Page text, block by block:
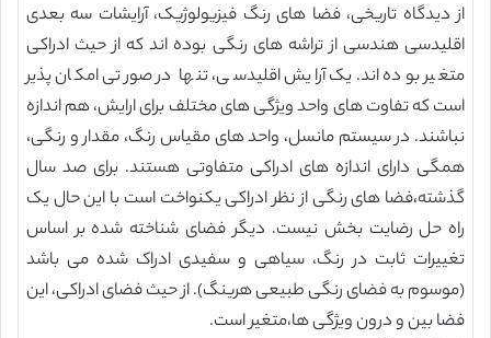
از دیدگاه تاریخی، فضا های رنگ فیزیولوژیک، آرایشات سه بعدی
اقلیدسی هندسی از تراشه های رنگی بوده اند که از حیث ادراکی
متغیر بوده اند.یک آرایش اقلیدسی، تنها در صورتی امکان پذیر
است که تفاوت های واحد ویژگی های مختلف برای ارایش، هم اندازه
نباشند. در سیستم مانسل، واحد های مقیاس رنگ، مقدار و رنگی،
همگی دارای اندازه های ادراکی متفاوتی هستند. برای صد سال
گذشته،فضا های رنگی از نظر ادراکی یکنواخت است با این حال یک
راه حل رضایت بخش نیست. دیگر فضای شناخته شده بر اساس
تغییرات ثابت در رنگ، سیاهی و سفیدی ادراک شده می باشد
(موسوم به فضای رنگی طبیعی هرینگ). از حیث فضای ادراکی، این
فضا بین و درون ویژگی ها،متغیر است.